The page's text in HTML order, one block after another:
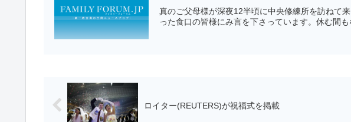
真のご父母様が深夜12半頃に中央修練所を訪ねて
った食口の皆様にみ言を下さっています。休む間
ロイター(REUTERS)が祝福式を掲載